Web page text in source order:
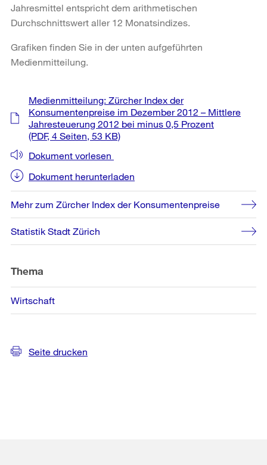
Jahresmittel entspricht dem arithmetischen
Durchschnittswert aller 12 Monatsindizes.
Grafiken finden Sie in der unten aufgeführten
Medienmitteilung.
Weitere
Informationen
Medienmitteilung: Zürcher Index der
Konsumentenpreise im Dezember 2012 – Mittlere
Jahresteuerung 2012 bei minus 0,5 Prozent
(PDF, 4 Seiten, 53 KB)
Dokument vorlesen
Dokument herunterladen
Mehr zum Zürcher Index der Konsumentenpreise
Statistik Stadt Zürich
Thema
Wirtschaft
Seite drucken